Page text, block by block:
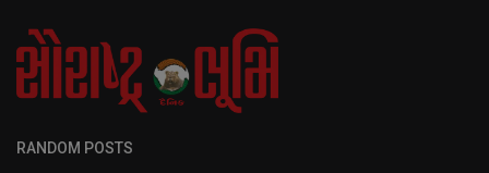
RANDOM POSTS